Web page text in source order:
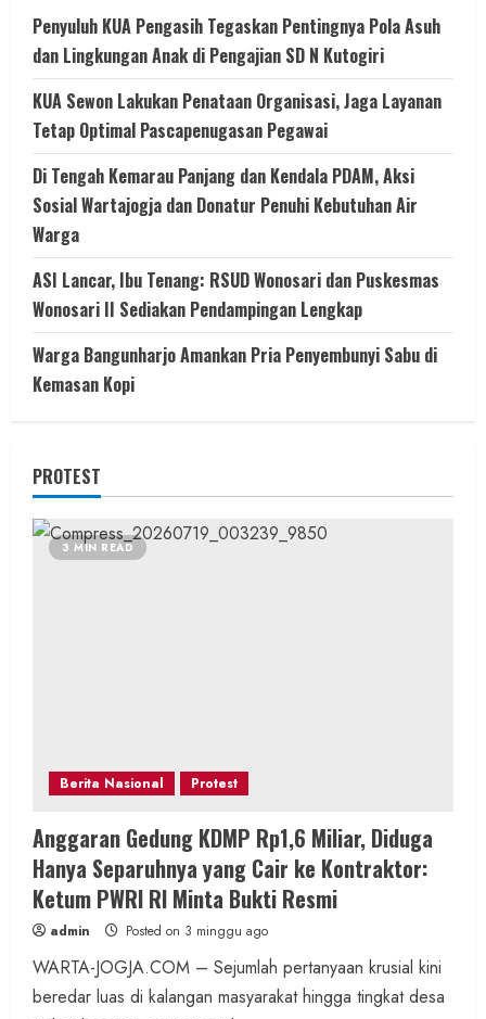
Penyuluh KUA Pengasih Tegaskan Pentingnya Pola Asuh
dan Lingkungan Anak di Pengajian SD N Kutogiri
KUA Sewon Lakukan Penataan Organisasi, Jaga Layanan
Tetap Optimal Pascapenugasan Pegawai
Di Tengah Kemarau Panjang dan Kendala PDAM, Aksi
Sosial Wartajogja dan Donatur Penuhi Kebutuhan Air
Warga
ASI Lancar, Ibu Tenang: RSUD Wonosari dan Puskesmas
Wonosari II Sediakan Pendampingan Lengkap
Warga Bangunharjo Amankan Pria Penyembunyi Sabu di
Kemasan Kopi
PROTEST
3 MIN READ
Berita Nasional Protest
Anggaran Gedung KDMP Rp1,6 Miliar, Diduga
Hanya Separuhnya yang Cair ke Kontraktor:
Ketum PWRI RI Minta Bukti Resmi
admin Posted on 3 minggu ago
WARTA-JOGJA.COM – Sejumlah pertanyaan krusial kini
beredar luas di kalangan masyarakat hingga tingkat desa